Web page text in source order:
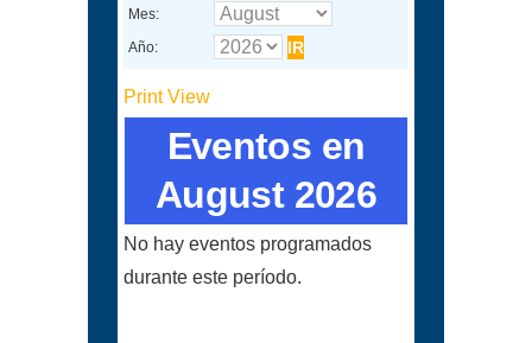
Mes:
Año:
PrintView
Eventos en
August 2026
No hay eventos programados
durante este período.